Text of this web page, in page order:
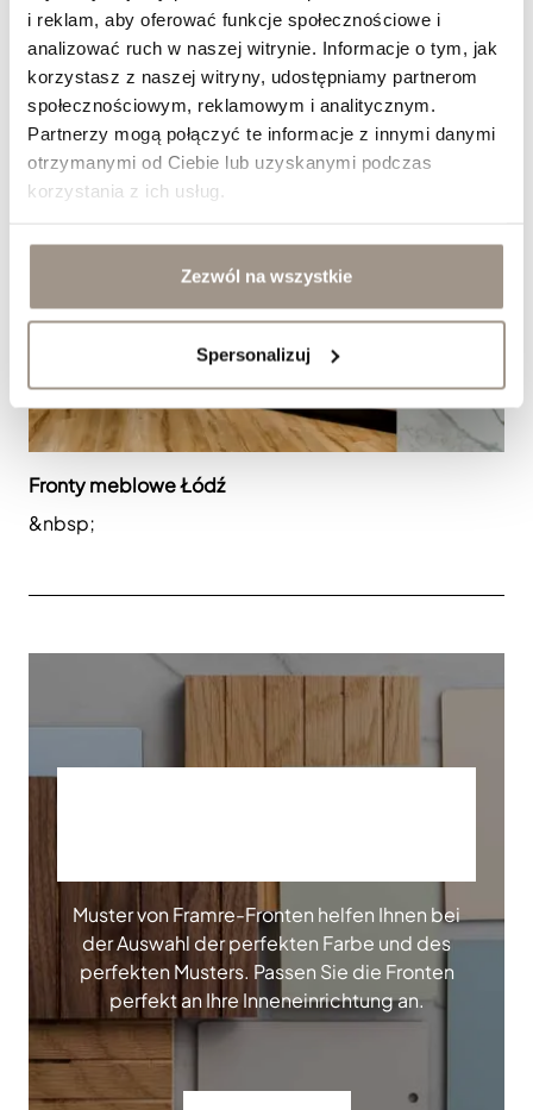
i reklam, aby oferować funkcje społecznościowe i
analizować ruch w naszej witrynie. Informacje o tym, jak
korzystasz z naszej witryny, udostępniamy partnerom
społecznościowym, reklamowym i analitycznym.
Partnerzy mogą połączyć te informacje z innymi danymi
otrzymanymi od Ciebie lub uzyskanymi podczas
korzystania z ich usług.
Zezwól na wszystkie
Spersonalizuj
Fronty meblowe Łódź
&nbsp;
Muster von Framre-Fronten helfen Ihnen bei
der Auswahl der perfekten Farbe und des
perfekten Musters. Passen Sie die Fronten
perfekt an Ihre Inneneinrichtung an.